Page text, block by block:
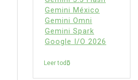
Gemini México
Gemini Omni
Gemini Spark
Google I/O 2026
Leer todo